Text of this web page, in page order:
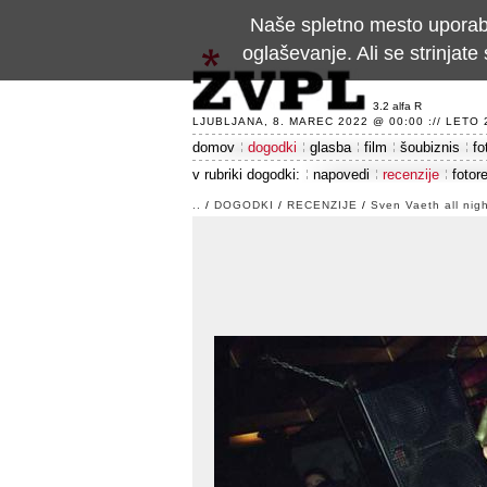
3.2 alfa R
LJUBLJANA, 8. MAREC 2022 @ 00:00 ://
domov dogodki glasba film šoubiznis
v rubriki dogodki:
napovedi recenzije
/ DOGODKI / RECENZIJE / Sven Vaeth all
Naše spletno mesto
oglaševanje. Ali se